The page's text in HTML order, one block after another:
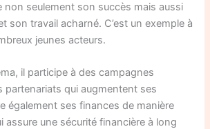
non seulement son succès mais aussi
son travail acharné. C’est un exemple à
jeunes acteurs.
il participe à des campagnes
partenariats qui augmentent ses
également ses finances de manière
assure une sécurité financière à long